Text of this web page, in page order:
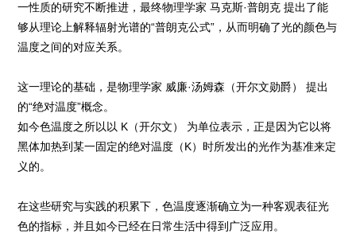
一性质的研究不断推进，最终物理学家 马克斯·普朗克 提出了能
够从理论上解释辐射光谱的“普朗克公式”，从而明确了光的颜色与
温度之间的对应关系。
这一理论的基础，是物理学家 威廉·汤姆森（开尔文勋爵） 提出
的“绝对温度”概念。
如今色温度之所以以 K（开尔文） 为单位表示，正是因为它以将
黑体加热到某一固定的绝对温度（K）时所发出的光作为基准来定
义的。
在这些研究与实践的积累下，色温度逐渐确立为一种客观表征光
色的指标，并且如今已经在日常生活中得到广泛应用。